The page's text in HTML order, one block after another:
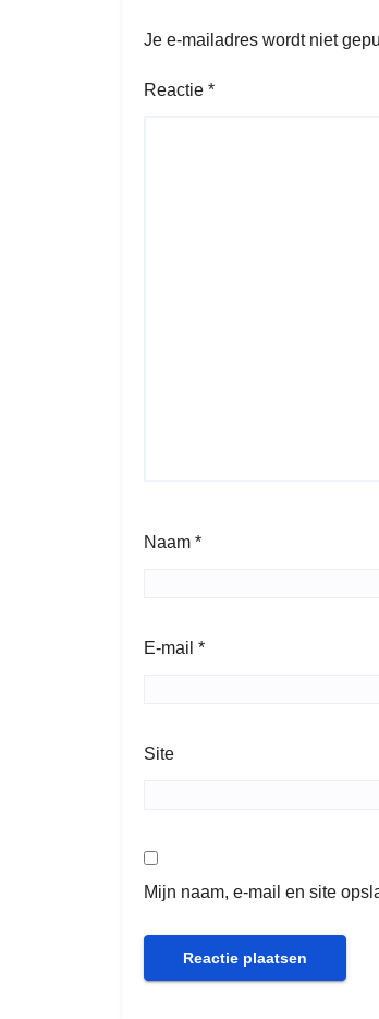
Je e-mailadres wordt niet
Reactie *
Naam *
E-mail *
Site
Mijn naam, e-mail en site